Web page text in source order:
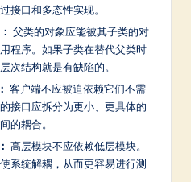
接口和多态性实现。
父类的对象应能被其子类的对
程序。如果子类在替代父类时
次结构就是有缺陷的。
客户端不应被迫依赖它们不需
接口应拆分为更小、更具体的
的耦合。
高层模块不应依赖低层模块。
系统解耦，从而更容易进行测